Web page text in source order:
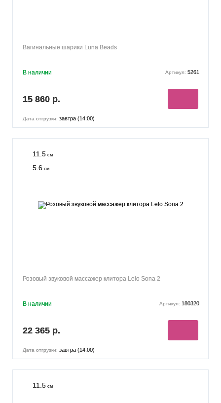
Вагинальные шарики Luna Beads
В наличии Артикул: 5261
15 860 р.
Дата отгрузки: завтра (14:00)
11.5 см
5.6 см
Розовый звуковой массажер клитора Lelo Sona 2
В наличии Артикул: 180320
22 365 р.
Дата отгрузки: завтра (14:00)
11.5 см